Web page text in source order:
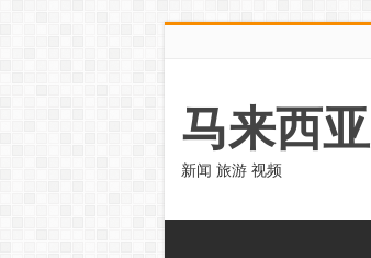
马来西亚
新闻 旅游 视频